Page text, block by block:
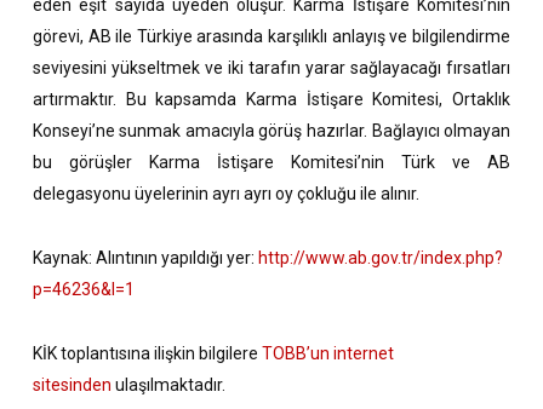
eden eşit sayıda üyeden oluşur. Karma İstişare Komitesi’nin
görevi, AB ile Türkiye arasında karşılıklı anlayış ve bilgilendirme
seviyesini yükseltmek ve iki tarafın yarar sağlayacağı fırsatları
artırmaktır. Bu kapsamda Karma İstişare Komitesi, Ortaklık
Konseyi’ne sunmak amacıyla görüş hazırlar. Bağlayıcı olmayan
bu görüşler Karma İstişare Komitesi’nin Türk ve AB
delegasyonu üyelerinin ayrı ayrı oy çokluğu ile alınır.
Kaynak: Alıntının yapıldığı yer: http://www.ab.gov.tr/index.php?
p=46236&l=1
KİK toplantısına ilişkin bilgilere TOBB’un internet
sitesinden ulaşılmaktadır.